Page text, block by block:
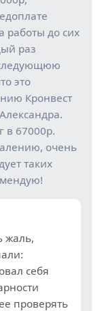
работы до сих
раз
это
Кронвест
в 67000р.
очень
таких
жаль,
себя
проверять